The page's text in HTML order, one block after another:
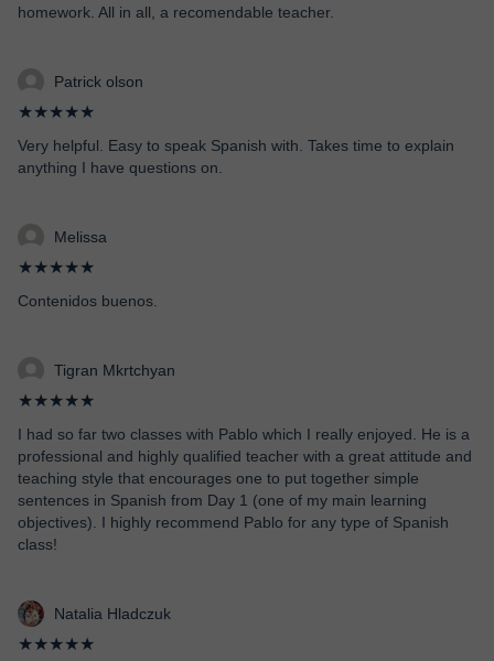
homework. All in all, a recomendable teacher.
Patrick olson
★★★★★
Very helpful. Easy to speak Spanish with. Takes time to explain
anything I have questions on.
Melissa
★★★★★
Contenidos buenos.
Tigran Mkrtchyan
★★★★★
I had so far two classes with Pablo which I really enjoyed. He is a
professional and highly qualified teacher with a great attitude and
teaching style that encourages one to put together simple
sentences in Spanish from Day 1 (one of my main learning
objectives). I highly recommend Pablo for any type of Spanish
class!
Natalia Hladczuk
★★★★★